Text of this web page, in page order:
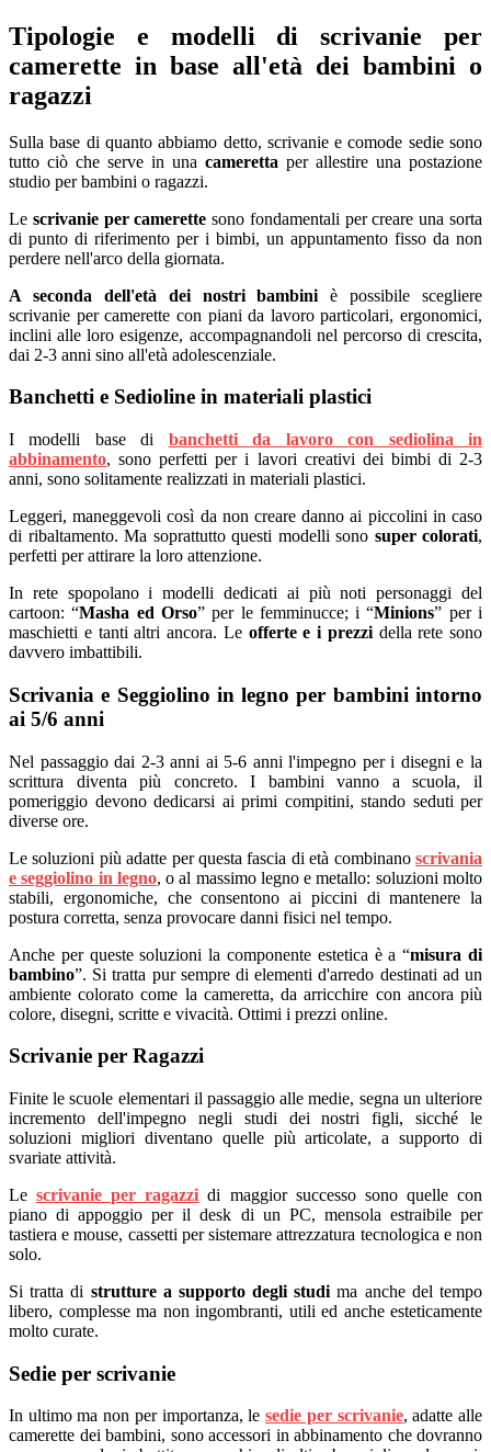
Tipologie e modelli di scrivanie per
camerette in base all'età dei bambini o
ragazzi
Sulla base di quanto abbiamo detto, scrivanie e comode sedie sono
tutto ciò che serve in una cameretta per allestire una postazione
studio per bambini o ragazzi.
Le scrivanie per camerette sono fondamentali per creare una sorta
di punto di riferimento per i bimbi, un appuntamento fisso da non
perdere nell'arco della giornata.
A seconda dell'età dei nostri bambini è possibile scegliere
scrivanie per camerette con piani da lavoro particolari, ergonomici,
inclini alle loro esigenze, accompagnandoli nel percorso di crescita,
dai 2-3 anni sino all'età adolescenziale.
Banchetti e Sedioline in materiali plastici
I modelli base di banchetti da lavoro con sediolina in
abbinamento, sono perfetti per i lavori creativi dei bimbi di 2-3
anni, sono solitamente realizzati in materiali plastici.
Leggeri, maneggevoli così da non creare danno ai piccolini in caso
di ribaltamento. Ma soprattutto questi modelli sono super colorati,
perfetti per attirare la loro attenzione.
In rete spopolano i modelli dedicati ai più noti personaggi del
cartoon: “Masha ed Orso” per le femminucce; i “Minions” per i
maschietti e tanti altri ancora. Le offerte e i prezzidella rete sono
davvero imbattibili.
Scrivania e Seggiolino in legno per bambini intorno
ai 5/6 anni
Nel passaggio dai 2-3 anni ai 5-6 anni l'impegno per i disegni e la
scrittura diventa più concreto. I bambini vanno a scuola, il
pomeriggio devono dedicarsi ai primi compitini, stando seduti per
diverse ore.
Le soluzioni più adatte per questa fascia di età combinano scrivania
e seggiolino in legno, o al massimo legno e metallo: soluzioni molto
stabili, ergonomiche, che consentono ai piccini di mantenere la
postura corretta, senza provocare danni fisici nel tempo.
Anche per queste soluzioni la componente estetica è a “misura di
bambino”. Si tratta pur sempre di elementi d'arredo destinati ad un
ambiente colorato come la cameretta, da arricchire con ancora più
colore, disegni, scritte e vivacità. Ottimi i prezzi online.
Scrivanie per Ragazzi
Finite le scuole elementari il passaggio alle medie, segna un ulteriore
incremento dell'impegno negli studi dei nostri figli, sicché le
soluzioni migliori diventano quelle più articolate, a supporto di
svariate attività.
Lescrivanie per ragazzi di maggior successo sono quelle con
piano di appoggio per il desk di un PC, mensola estraibile per
tastiera e mouse, cassetti per sistemare attrezzatura tecnologica e non
solo.
Si tratta di strutture a supporto degli studi ma anche del tempo
libero, complesse ma non ingombranti, utili ed anche esteticamente
molto curate.
Sedie per scrivanie
In ultimo ma non per importanza, lesedie per scrivanie, adatte alle
camerette dei bambini, sono accessori in abbinamento che dovranno